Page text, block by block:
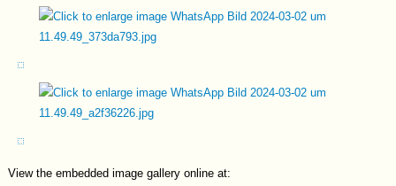
Aufmerksamkeit immer mal wieder zu sich holen kann, wenn er sich
mal wieder von einem Schmetterling ablenken lässt... Jackson ist
Videos1 Video2 Video3
View the embedded image gallery online at: